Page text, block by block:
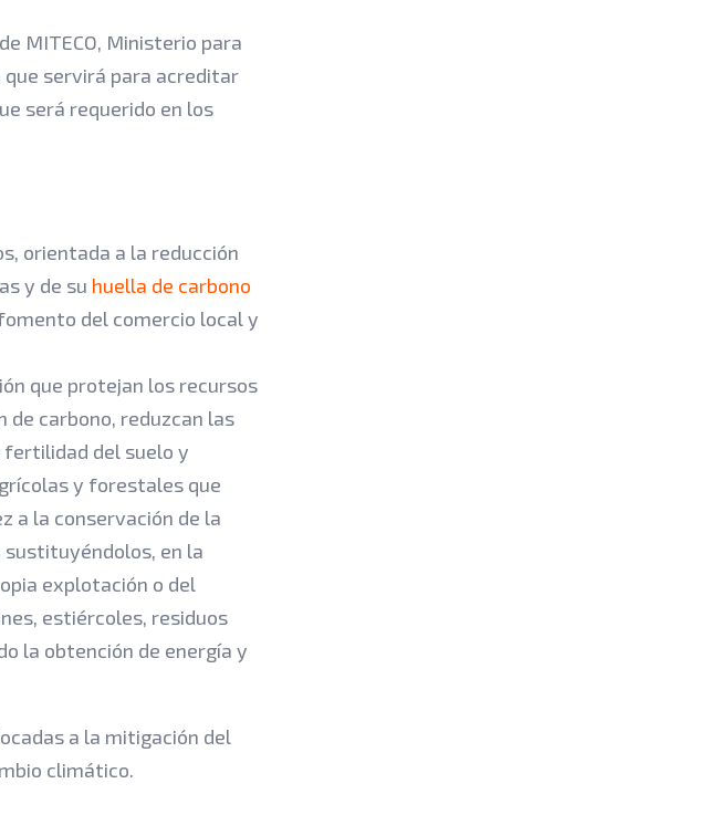
MITECO, Ministerio para
que servirá para acreditar
será requerido en los
orientada a la reducción
y de su huella de carbono
del comercio local y
que protejan los recursos
de carbono, reduzcan las
del suelo y
y forestales que
a la conservación de la
en la
explotación o del
estiércoles, residuos
la obtención de energía y
a la mitigación del
climático.